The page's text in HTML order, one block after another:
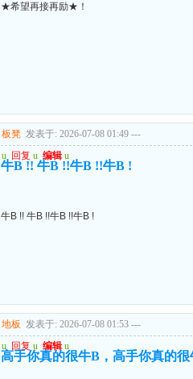
★希望再接再励★！
板凳 发表于: 2026-07-08 01:49 ---
u 回复 u 编辑 u
牛B !! 牛B !!牛B !!牛B !
牛B !! 牛B !!牛B !!牛B !
地板 发表于: 2026-07-08 01:53 ---
u 回复 u 编辑 u
高手你真的很牛B，高手你真的